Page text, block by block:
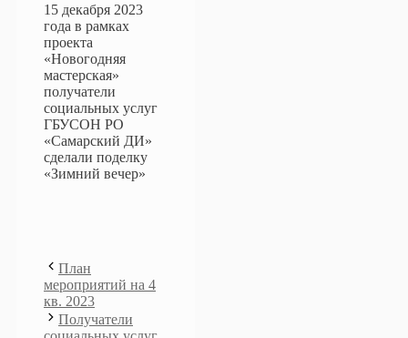
15 декабря 2023
года в рамках
проекта
«Новогодняя
мастерская»
получатели
социальных услуг
ГБУСОН РО
«Самарский ДИ»
сделали поделку
«Зимний вечер»
План
мероприятий на 4
кв. 2023
Получатели